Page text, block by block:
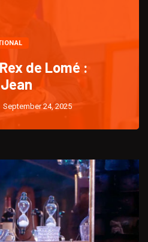
de Lomé :
September 24, 2025